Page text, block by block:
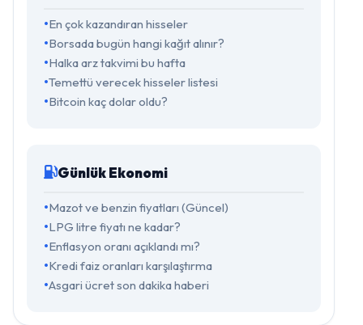
En çok kazandıran hisseler
Borsada bugün hangi kağıt alınır?
Halka arz takvimi bu hafta
Temettü verecek hisseler listesi
Bitcoin kaç dolar oldu?
Günlük Ekonomi
Mazot ve benzin fiyatları (Güncel)
LPG litre fiyatı ne kadar?
Enflasyon oranı açıklandı mı?
Kredi faiz oranları karşılaştırma
Asgari ücret son dakika haberi